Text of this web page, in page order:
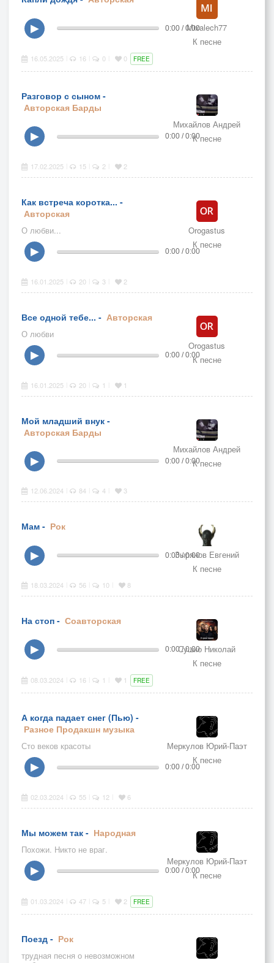
Mixalech77
К песне
▶ 0:00 / 0:00
16.05.2025 16 0 0 FREE
Разговор с сыном -
Авторская Барды
Михайлов Андрей
К песне
▶ 0:00 / 0:00
17.02.2025 15 2 2
Как встреча коротка... -
Авторская
О любви...
Orogastus
К песне
▶ 0:00 / 0:00
16.01.2025 20 3 2
Все одной тебе... - Авторская
О любви
Orogastus
К песне
▶ 0:00 / 0:00
16.01.2025 20 1 1
Мой младший внук -
Авторская Барды
Михайлов Андрей
К песне
▶ 0:00 / 0:00
12.06.2024 84 4 3
Мам - Рок
Зырянов Евгений
К песне
▶ 0:00 / 0:00
18.03.2024 56 10 8
На стоп - Соавторская
Сушко Николай
К песне
▶ 0:00 / 0:00
08.03.2024 16 1 1 FREE
А когда падает снег (Пью) -
Разное Продакшн музыка
Сто веков красоты
Меркулов Юрий-Паэт
К песне
▶ 0:00 / 0:00
02.03.2024 55 12 6
Мы можем так - Народная
Похожи. Никто не враг.
Меркулов Юрий-Паэт
К песне
▶ 0:00 / 0:00
01.03.2024 47 5 2 FREE
Поезд - Рок
трудная песня о невозможном